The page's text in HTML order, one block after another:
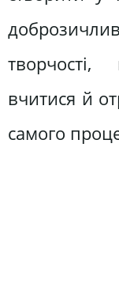
вчитися й
самого